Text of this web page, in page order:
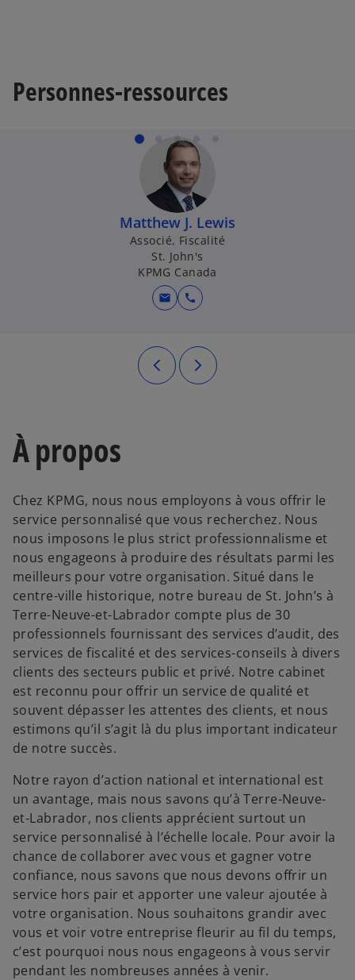
Personnes-ressources
Matthew J. Lewis
Associé, Fiscalité
St. John's
KPMG Canada
mail call
À propos
Chez KPMG, nous nous employons à vous offrir le
service personnalisé que vous recherchez. Nous
nous imposons le plus strict professionnalisme et
nous engageons à produire des résultats parmi les
meilleurs pour votre organisation. Situé dans le
centre-ville historique, notre bureau de St. John’s à
Terre-Neuve-et-Labrador compte plus de 30
professionnels fournissant des services d’audit, des
services de fiscalité et des services-conseils à divers
clients des secteurs public et privé. Notre cabinet
est reconnu pour offrir un service de qualité et
souvent dépasser les attentes des clients, et nous
estimons qu’il s’agit là du plus important indicateur
de notre succès.
Notre rayon d’action national et international est
un avantage, mais nous savons qu’à Terre-Neuve-
et-Labrador, nos clients apprécient surtout un
service personnalisé à l’échelle locale. Pour avoir la
chance de collaborer avec vous et gagner votre
confiance, nous savons que nous devons offrir un
service hors pair et apporter une valeur ajoutée à
votre organisation. Nous souhaitons grandir avec
vous et voir votre entreprise fleurir au fil du temps,
c’est pourquoi nous nous engageons à vous servir
pendant les nombreuses années à venir.